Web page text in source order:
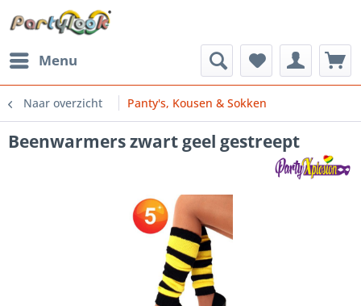
Menu
Naar overzicht Panty's, Kousen & Sokken
Beenwarmers zwart geel gestreept